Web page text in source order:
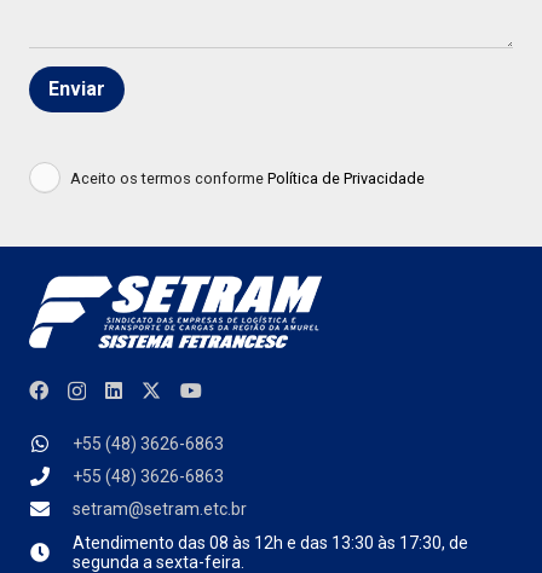
Aceito os termos conforme Política de Privacidade
+55 (48) 3626-6863
+55 (48) 3626-6863
setram@setram.etc.br
Atendimento das 08 às 12h e das 13:30 às 17:30, de
segunda a sexta-feira.